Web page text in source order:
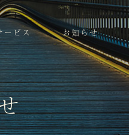
ービス お知らせ